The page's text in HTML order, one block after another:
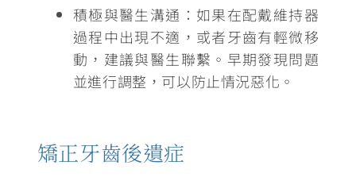
積極與醫生溝通 ：如果在配戴維持器
過程中出現不適，或者牙齒有輕微移
動，建議與醫生聯繫。早期發現問題
並進行調整，可以防止情況惡化。
矯正牙齒後遺症